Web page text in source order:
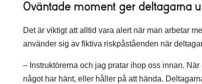
Oväntade moment ger deltagarna
Det är viktigt att alltid vara alert när man arbetar
använder sig av fiktiva riskpåståenden när
– Instruktörerna och jag pratar ihop oss innan.
något har hänt, eller håller på att hända.